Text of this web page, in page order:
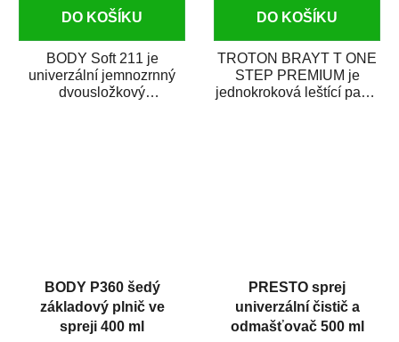
DO KOŠÍKU
BODY Soft 211 je
univerzální jemnozrnný
dvousložkový
DO KOŠÍKU
TROTON BRAYT T ONE
STEP PREMIUM je
jednokroková leštící pasta
BODY P360 šedý
základový plnič ve
spreji 400 ml
PRESTO sprej
univerzální čistič a
odmašťovač 500 ml